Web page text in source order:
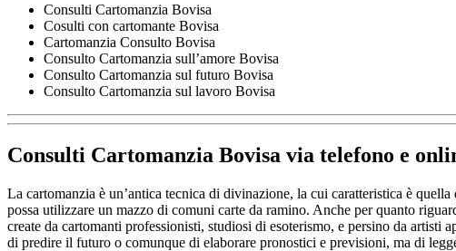
Consulti Cartomanzia Bovisa
Cosulti con cartomante Bovisa
Cartomanzia Consulto Bovisa
Consulto Cartomanzia sull’amore Bovisa
Consulto Cartomanzia sul futuro Bovisa
Consulto Cartomanzia sul lavoro Bovisa
Consulti Cartomanzia Bovisa via telefono e
La cartomanzia è un’antica tecnica di divinazione, la cui caratteristica è
possa utilizzare un mazzo di comuni carte da ramino. Anche per quanto
create da cartomanti professionisti, studiosi di esoterismo, e persino da
di predire il futuro o comunque di elaborare pronostici e previsioni, ma di